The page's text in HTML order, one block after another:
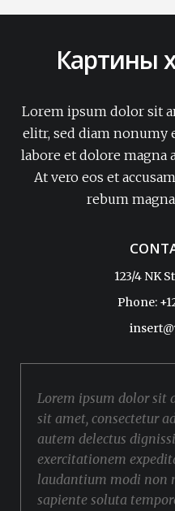
Картины
Lorem ipsum dolor sit
elitr, sed diam
labore et dolore magna
At vero eos et
rebum
123/4 NK
Phone:
Lorem ipsum dolor sit
sit amet, consectetur
autem delectus
exercitationem
laudantium modi non
sapiente soluta